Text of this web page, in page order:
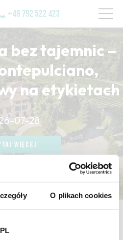
O plikach cookies
+48 792 522 423
bez tajemnic –
na etykietach
07-28
WIĘCEJ
WIĘCEJ
WIĘCEJ